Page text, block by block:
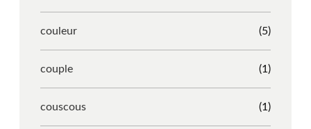
couleur (5)
couple (1)
couscous (1)